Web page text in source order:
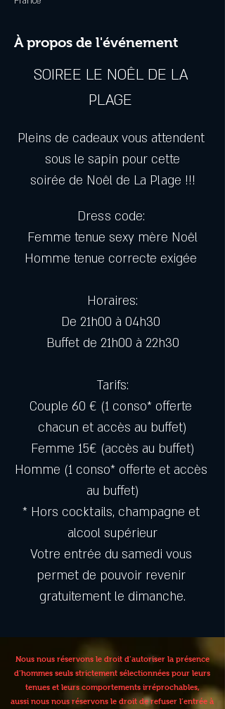
À propos de l'événement
SOIREE LE NOÊL DE LA
PLAGE
Pleins de cadeaux vous attendent
sous le sapin pour cette
soirée de Noêl de La Plage !!!
Dress code:
Femme tenue sexy mère Noêl
Homme tenue correcte exigée
Horaires:
De 21h00 à 04h30
Buffet de 21h00 à 22h30
Tarifs:
Couple 60 € (1 conso* offerte
chacun et accès au buffet)
Femme 15€ (accès au buffet)
Homme (1 conso* offerte et accès
au buffet)
* Hors cocktails, champagne et
alcool supérieur
Votre entrée du samedi vous
permet de pouvoir revenir
gratuitement le dimanche.
Nous nous réservons le droit d’autoriser la présence
d’hommes seuls strictement sélectionnées pour leurs
tenues et leurs comportements irréprochables,
aussi nous nous réservons le droit de refuser l’entrée à